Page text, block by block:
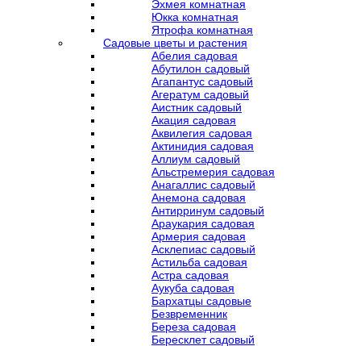
Эхмея комнатная
Юкка комнатная
Ятрофа комнатная
Садовые цветы и растения
Абелия садовая
Абутилон садовый
Агапантус садовый
Агератум садовый
Аистник садовый
Акация садовая
Аквилегия садовая
Актинидия садовая
Аллиум садовый
Альстремерия садовая
Анагаллис садовый
Анемона садовая
Антирринум садовый
Араукария садовая
Армерия садовая
Асклепиас садовый
Астильба садовая
Астра садовая
Аукуба садовая
Бархатцы садовые
Безвременник
Береза садовая
Бересклет садовый